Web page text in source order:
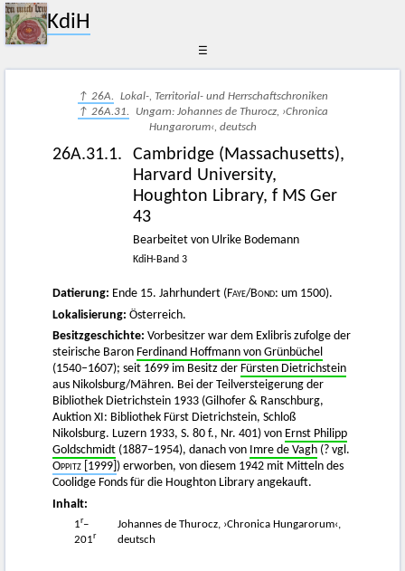
KdiH
☰
↑ 26A. Lokal-, Territorial- und Herrschaftschroniken
↑ 26A.31. Ungarn: Johannes de Thurocz, ›Chronica
Hungarorum‹, deutsch
26A.31.1.
Cambridge (Massachusetts),
Harvard University,
Houghton Library, f MS Ger
43
Bearbeitet von Ulrike Bodemann
KdiH-Band 3
Datierung: Ende 15. Jahrhundert ( Faye/Bond: um 1500).
Lokalisierung: Österreich.
Besitzgeschichte: Vorbesitzer war dem Exlibris zufolge der
steirische Baron Ferdinand Hoffmann von Grünbüchel
(1540–1607); seit 1699 im Besitz der Fürsten Dietrichstein
aus Nikolsburg/Mähren. Bei der Teilversteigerung der
Bibliothek Dietrichstein 1933 (Gilhofer & Ranschburg,
Auktion XI: Bibliothek Fürst Dietrichstein, Schloß
Nikolsburg. Luzern 1933, S. 80 f., Nr. 401) von Ernst Philipp
Goldschmidt (1887–1954), danach von Imre de Vagh (? vgl.
Oppitz [1999] ) erworben, von diesem 1942 mit Mitteln des
Coolidge Fonds für die Houghton Library angekauft.
Inhalt:
1r–
201r
Johannes de Thurocz, ›Chronica Hungarorum‹,
deutsch